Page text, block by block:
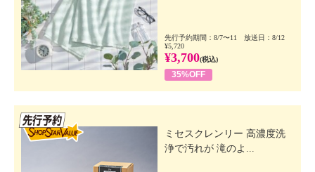
先行予約期間：8/7〜11 放送日：8/12
¥5,720
¥3,700(税込)
35%OFF
ミセスクレンリー 高濃度洗
浄で汚れが 滝のよ...